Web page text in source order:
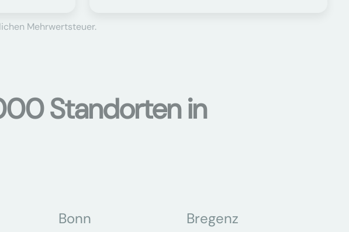
Mehrwertsteuer.
Standorten in
Bonn
Bregenz